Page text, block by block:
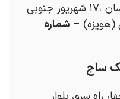
پایین تر از میدان خراسان ،۱۷ شهریور جنوبی
(هویزه) – شماره
ساج